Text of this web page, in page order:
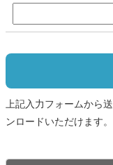
上記入力フォームから
ンロードいただけます。